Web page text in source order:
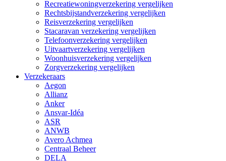
Recreatiewoningverzekering vergelijken
Rechtsbijstandverzekering vergelijken
Reisverzekering vergelijken
Stacaravan verzekering vergelijken
Telefoonverzekering vergelijken
Uitvaartverzekering vergelijken
Woonhuisverzekering vergelijken
Zorgverzekering vergelijken
Verzekeraars
Aegon
Allianz
Anker
Ansvar-Idéa
ASR
ANWB
Avero Achmea
Centraal Beheer
DELA